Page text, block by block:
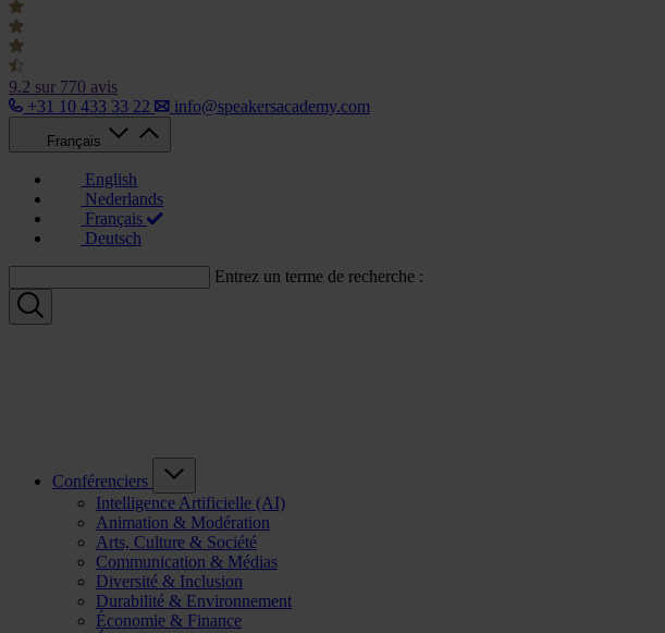
9.2 sur 770 avis
+31 10 433 33 22
info@speakersacademy.com
Français
English
Nederlands
Français
Deutsch
Entrez un terme de recherche :
Conférenciers
Intelligence Artificielle (AI)
Animation & Modération
Arts, Culture & Société
Communication & Médias
Diversité & Inclusion
Durabilité & Environnement
Économie & Finance